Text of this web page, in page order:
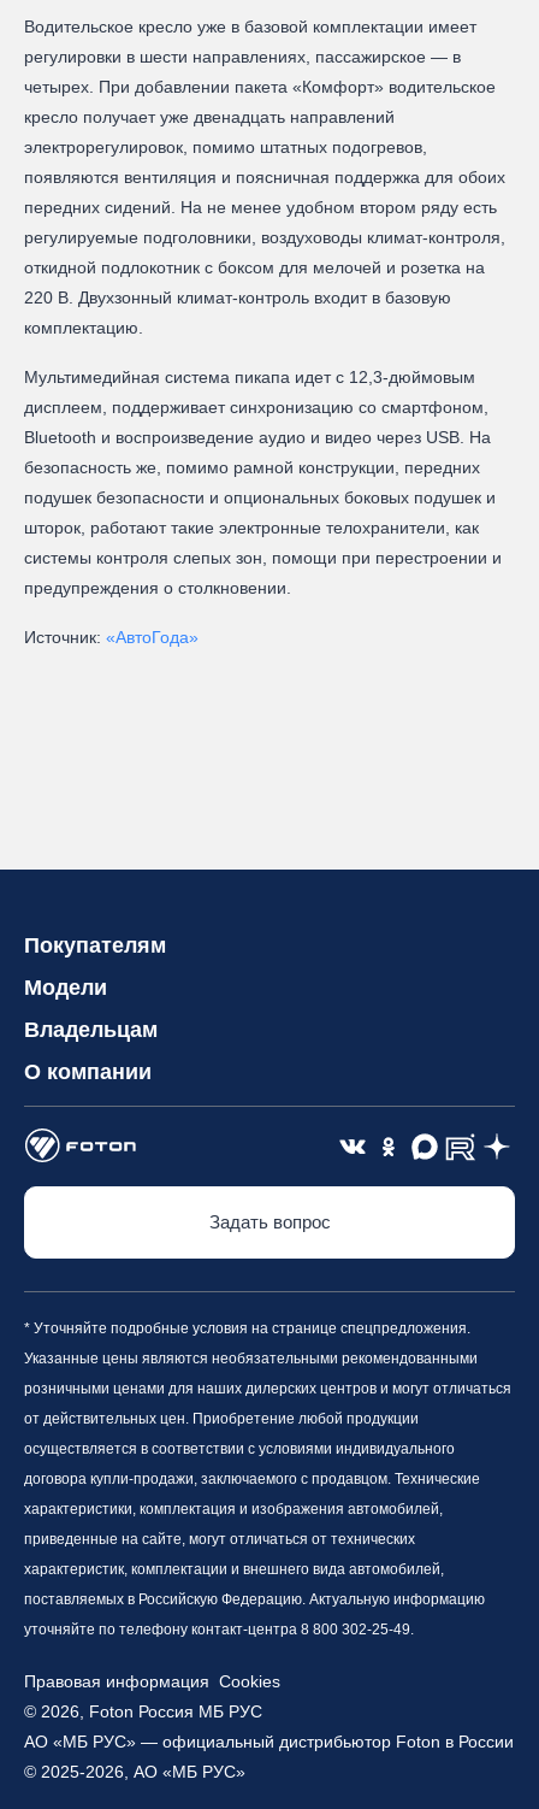
Водительское кресло уже в базовой комплектации имеет
регулировки в шести направлениях, пассажирское — в
четырех. При добавлении пакета «Комфорт» водительское
кресло получает уже двенадцать направлений
электрорегулировок, помимо штатных подогревов,
появляются вентиляция и поясничная поддержка для обоих
передних сидений. На не менее удобном втором ряду есть
регулируемые подголовники, воздуховоды климат-контроля,
откидной подлокотник с боксом для мелочей и розетка на
220 В. Двухзонный климат-контроль входит в базовую
комплектацию.
Мультимедийная система пикапа идет с 12,3-дюймовым
дисплеем, поддерживает синхронизацию со смартфоном,
Bluetooth и воспроизведение аудио и видео через USB. На
безопасность же, помимо рамной конструкции, передних
подушек безопасности и опциональных боковых подушек и
шторок, работают такие электронные телохранители, как
системы контроля слепых зон, помощи при перестроении и
предупреждения о столкновении.
Источник: «АвтоГода»
Покупателям
Модели
Владельцам
О компании
Задать вопрос
* Уточняйте подробные условия на странице спецпредложения.
Указанные цены являются необязательными рекомендованными
розничными ценами для наших дилерских центров и могут отличаться
от действительных цен. Приобретение любой продукции
осуществляется в соответствии с условиями индивидуального
договора купли-продажи, заключаемого с продавцом. Технические
характеристики, комплектация и изображения автомобилей,
приведенные на сайте, могут отличаться от технических
характеристик, комплектации и внешнего вида автомобилей,
поставляемых в Российскую Федерацию. Актуальную информацию
уточняйте по телефону контакт-центра 8 800 302-25-49.
© 2026, Foton Россия МБ РУС
АО «МБ РУС» — официальный дистрибьютор Foton в России
© 2025-2026, АО «МБ РУС»
Правовая информация Cookies